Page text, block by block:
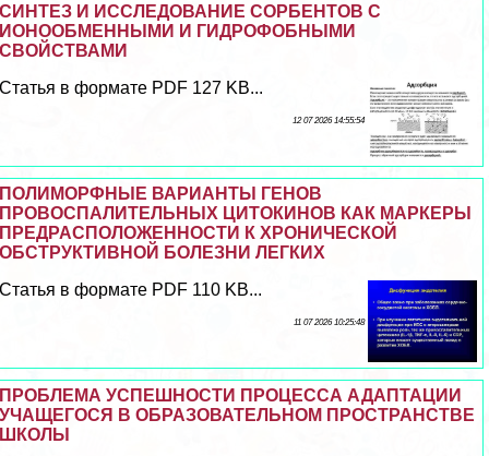
СИНТЕЗ И ИССЛЕДОВАНИЕ СОРБЕНТОВ С
ИОНООБМЕННЫМИ И ГИДРОФОБНЫМИ
СВОЙСТВАМИ
Статья в формате PDF 127 KB...
12 07 2026 14:55:54
ПОЛИМОРФНЫЕ ВАРИАНТЫ ГЕНОВ
ПРОВОСПАЛИТЕЛЬНЫХ ЦИТОКИНОВ КАК МАРКЕРЫ
ПРЕДРАСПОЛОЖЕННОСТИ К ХРОНИЧЕСКОЙ
ОБСТРУКТИВНОЙ БОЛЕЗНИ ЛЕГКИХ
Статья в формате PDF 110 KB...
11 07 2026 10:25:48
ПРОБЛЕМА УСПЕШНОСТИ ПРОЦЕССА АДАПТАЦИИ
УЧАЩЕГОСЯ В ОБРАЗОВАТЕЛЬНОМ ПРОСТРАНСТВЕ
ШКОЛЫ